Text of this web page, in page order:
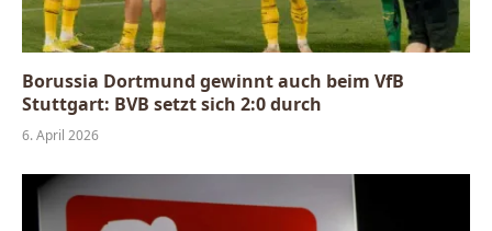
Borussia Dortmund gewinnt auch beim VfB
Stuttgart: BVB setzt sich 2:0 durch
6. April 2026